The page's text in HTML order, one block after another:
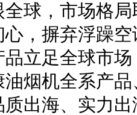
球，市场格
心，摒弃浮躁
立足全球市
烟机全系产
出海、实力